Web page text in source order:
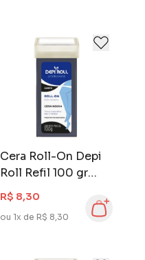
Cera Roll-On Depi
Roll Refil 100 gr
Negra
R$ 8,30
ou 1x de R$ 8,30